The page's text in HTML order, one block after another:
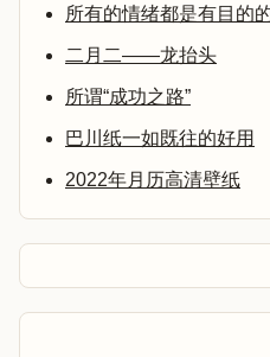
所有的情绪都是有目的
二月二——龙抬头
所谓“成功之路”
巴川纸一如既往的好用
2022年月历高清壁纸